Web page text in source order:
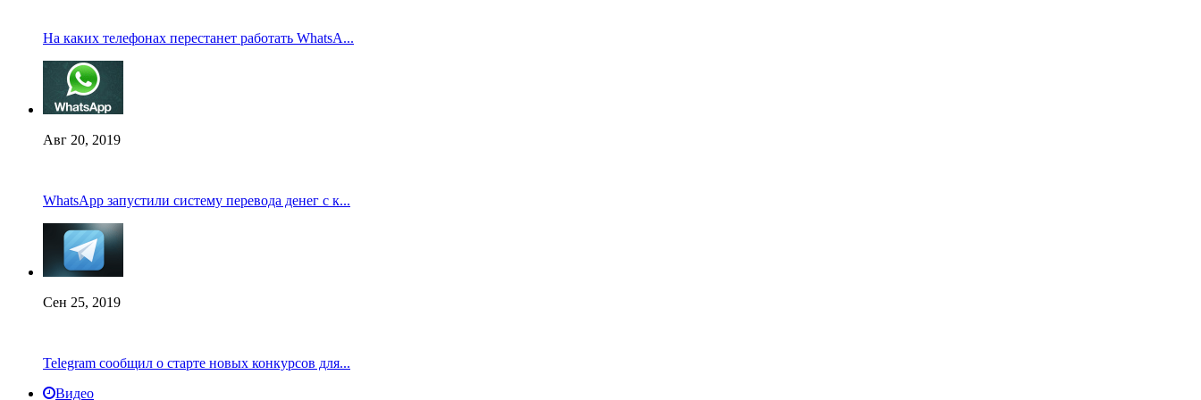
На каких телефонах перестанет работать WhatsA...
Авг 20, 2019
WhatsApp запустили систему перевода денег с к...
Сен 25, 2019
Telegram сообщил о старте новых конкурсов для...
Видео